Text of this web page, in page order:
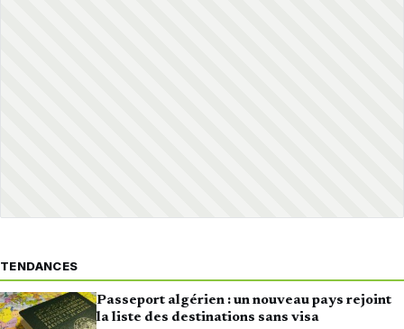
TENDANCES
Passeport algérien : un nouveau pays rejoint
la liste des destinations sans visa